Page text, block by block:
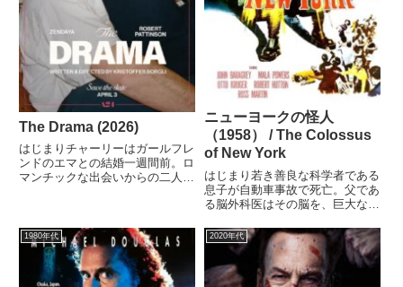
The Drama (2026)
はじまりチャーリーはガールフレ
ンドのエマとの結婚一週間前。ロ
マンチックな出会いからの二人の
衝撃の過去を聞かされたことか
ら、すべてがくずれていく。ミタ
ニューヨークの怪人
（1958） / The Colossus
of New York
はじまり若き善良な科学者である
息子が自動車事故で死亡。父であ
る脳外科医はその脳を、巨大な人
怪人は、何を求めてニューヨーク
の街を彷徨うのか。その兄は、妻
は、息子は、そして父はどうする
ーー。ミタメモまたしても「か
1980年代 2020年代